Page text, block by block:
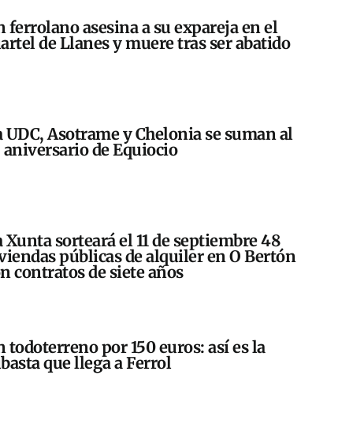
ferrolano asesina a su expareja en el
de Llanes y muere tras ser abatido
UDC, Asotrame y Chelonia se suman al
aniversario de Equiocio
Xunta sorteará el 11 de septiembre 48
públicas de alquiler en O Bertón
contratos de siete años
todoterreno por 150 euros: así es la
que llega a Ferrol